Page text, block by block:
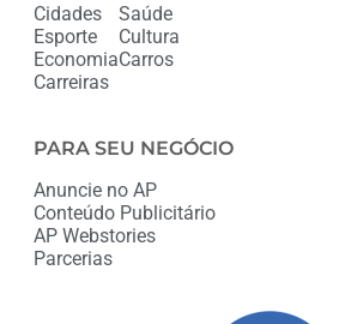
Cidades
Esporte
Economia
Carreiras
Saúde
Cultura
Carros
PARA SEU NEGÓCIO
Anuncie no AP
Conteúdo Publicitário
AP Webstories
Parcerias